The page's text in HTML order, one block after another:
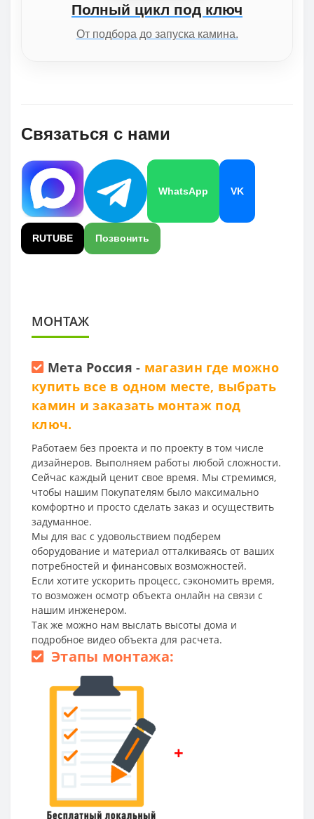
Полный цикл под ключ
От подбора до запуска камина.
Связаться с нами
WhatsApp VK
RUTUBE Позвонить
МОНТАЖ
Мета Россия - магазин где можно
купить все в одном месте, выбрать
камин и заказать монтаж под
ключ.
Работаем без проекта и по проекту в том числе
дизайнеров. Выполняем работы любой сложности.
Сейчас каждый ценит свое время. Мы стремимся,
чтобы нашим Покупателям было максимально
комфортно и просто сделать заказ и осуществить
задуманное.
Мы для вас с удовольствием подберем
оборудование и материал отталкиваясь от ваших
потребностей и финансовых возможностей.
Если хотите ускорить процесс, сэкономить время,
то возможен осмотр объекта онлайн на связи с
нашим инженером.
Так же можно нам выслать высоты дома и
подробное видео объекта для расчета.
Этапы монтажа:
+